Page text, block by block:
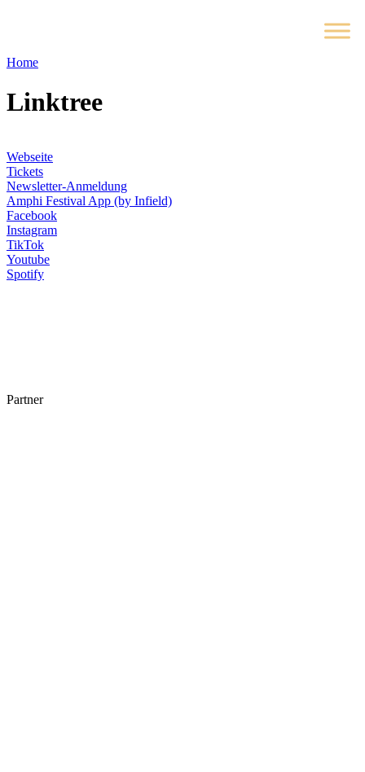
Home
Linktree
Webseite
Tickets
Newsletter-Anmeldung
Amphi Festival App (by Infield)
Facebook
Instagram
TikTok
Youtube
Spotify
Partner